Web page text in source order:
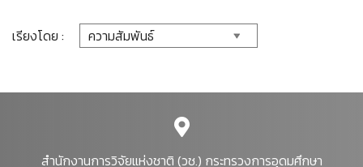
เรียงโดย :
สำนักงานการวิจัยแห่งชาติ (วช.) กระทรวงการอุดมศึกษา